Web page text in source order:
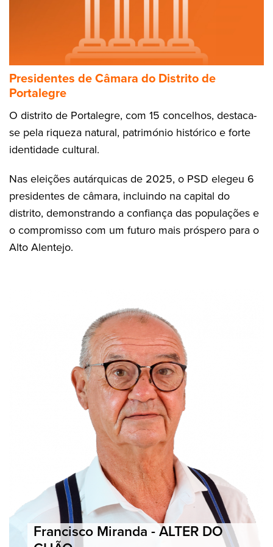
Presidentes de Câmara do Distrito de
Portalegre
O distrito de Portalegre, com 15 concelhos, destaca-
se pela riqueza natural, património histórico e forte
identidade cultural.
Nas eleições autárquicas de 2025, o PSD elegeu 6
presidentes de câmara, incluindo na capital do
distrito, demonstrando a confiança das populações e
o compromisso com um futuro mais próspero para o
Alto Alentejo.
Francisco Miranda - ALTER DO